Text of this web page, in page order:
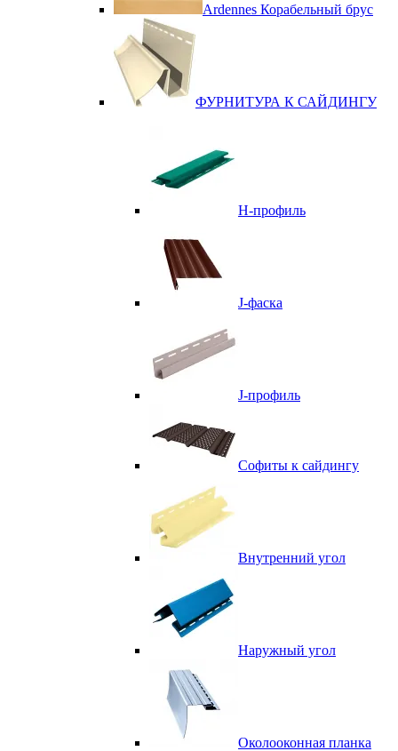
Ardennes Корабельный брус
ФУРНИТУРА К САЙДИНГУ
Н-профиль
J-фаска
J-профиль
Софиты к сайдингу
Внутренний угол
Наружный угол
Околооконная планка